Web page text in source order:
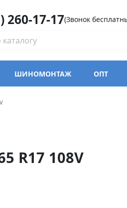
260-17-17(Звонок
ШИНОМОНТАЖ ОПТ
PL02
R17 108V